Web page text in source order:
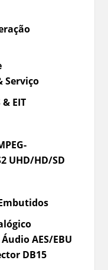
Serviço
EIT
UHD/HD/SD
AES/EBU
DB15